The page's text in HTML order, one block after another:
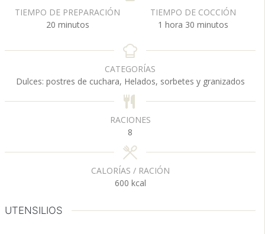
TIEMPO DE PREPARACIÓN
20m
n
o
s
minutos
TIEMPO DE COCCIÓN
1 h
r
hora 30m
n
o
s
minutos
CATEGORÍAS
Dulces: postres de cuchara, Helados, sorbetes y granizados
RACIONES
8
CALORÍAS / RACIÓN
600 kcal
UTENSILIOS